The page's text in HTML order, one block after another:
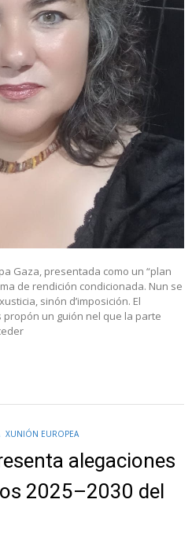
Gaza, presentada como un “plan
de rendición condicionada. Nun se
sinón d’imposición. El
un guión nel que la parte
XUNIÓN EUROPEA
alegaciones
2025–2030 del